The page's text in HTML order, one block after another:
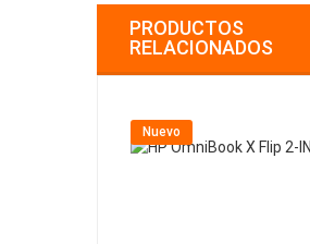
PRODUCTOS
RELACIONADOS
Nuevo